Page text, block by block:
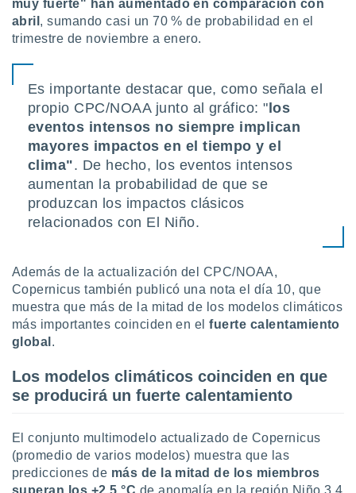
muy fuerte" han aumentado en comparación con
abril , sumando casi un 70 % de probabilidad en el
trimestre de noviembre a enero.
Es importante destacar que, como señala el
propio CPC/NOAA junto al gráfico: " los
eventos intensos no siempre implican
mayores impactos en el tiempo y el
clima". De hecho, los eventos intensos
aumentan la probabilidad de que se
produzcan los impactos clásicos
relacionados con El Niño.
Además de la actualización del CPC/NOAA,
Copernicus también publicó una nota el día 10, que
muestra que más de la mitad de los modelos climáticos
más importantes coinciden en elfuerte calentamiento
global .
Los modelos climáticos coinciden en que
se producirá un fuerte calentamiento
El conjunto multimodelo actualizado de Copernicus
(promedio de varios modelos) muestra que las
predicciones de más de la mitad de los miembros
superan los +2,5 °C de anomalía en la región Niño 3,4